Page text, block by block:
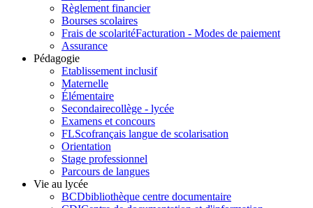
Règlement financier
Bourses scolaires
Frais de scolaritéFacturation - Modes de paiement
Assurance
Pédagogie
Etablissement inclusif
Maternelle
Élémentaire
Secondairecollège - lycée
Examens et concours
FLScofrançais langue de scolarisation
Orientation
Stage professionnel
Parcours de langues
Vie au lycée
BCDbibliothèque centre documentaire